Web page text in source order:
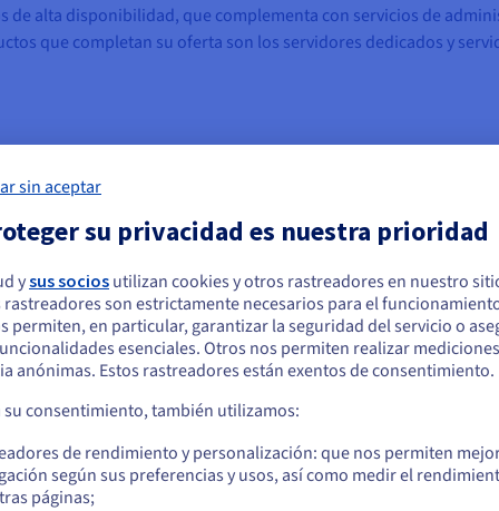
de alta disponibilidad, que complementa con servicios de
que completan su oferta son los servidores dedicados y
reciben cada mes aproximadamente 18 millones de visitas y
Microbit buscaba una plataforma escalable, segura y altamente
la infraestructura, la alimentación eléctrica de los servidores
una buena conectividad y garantizar la seguridad.
de los proyectos de sus clientes.
una arquitectura de virtualización, el hardware debía ser
que está ubicado en Estados Unidos
hacer un pedido desde Estados Unidos, deberá buscar el sitio web
y crear una cuenta.
us.ovhcloud.com/
Inglés USD - $
sin aceptar
su privacidad es nuestra prioridad
ysus socios utilizan cookies y otros rastreadores en nuestro
rastreadores son estrictamente necesarios para el
permiten, en particular, garantizar la seguridad del servicio o
esenciales. Otros nos permiten realizar
anónimas. Estos rastreadores están exentos de consentimiento.
su consentimiento, también utilizamos:
de rendimiento y personalización: que nos permiten
según sus preferencias y usos, así como medir el
páginas;